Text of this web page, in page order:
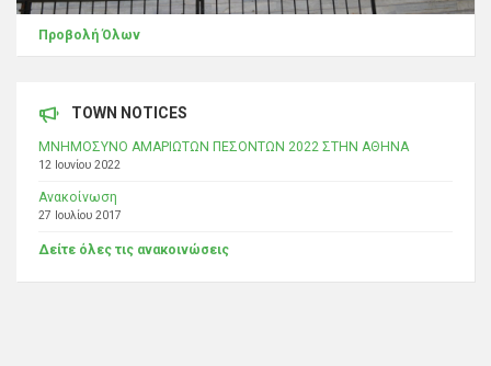
Προβολή Όλων
TOWN NOTICES
ΜΝΗΜΟΣΥΝΟ ΑΜΑΡΙΩΤΩΝ ΠΕΣΟΝΤΩΝ 2022 ΣΤΗΝ ΑΘΗΝΑ
12 Ιουνίου 2022
Ανακοίνωση
27 Ιουλίου 2017
Δείτε όλες τις ανακοινώσεις